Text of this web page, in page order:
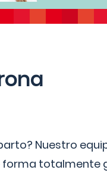
Nuestro
forma totalmente